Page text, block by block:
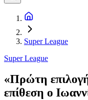
Super League
Super League
«Πρώτη
επίθεση ο